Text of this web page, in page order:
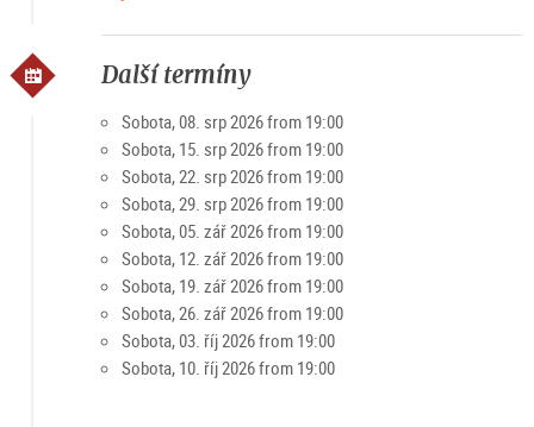
Další termíny
Sobota, 08. srp 2026 from 19:00
Sobota, 15. srp 2026 from 19:00
Sobota, 22. srp 2026 from 19:00
Sobota, 29. srp 2026 from 19:00
Sobota, 05. zář 2026 from 19:00
Sobota, 12. zář 2026 from 19:00
Sobota, 19. zář 2026 from 19:00
Sobota, 26. zář 2026 from 19:00
Sobota, 03. říj 2026 from 19:00
Sobota, 10. říj 2026 from 19:00